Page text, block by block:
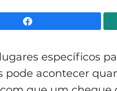
específicos
pode acontecer